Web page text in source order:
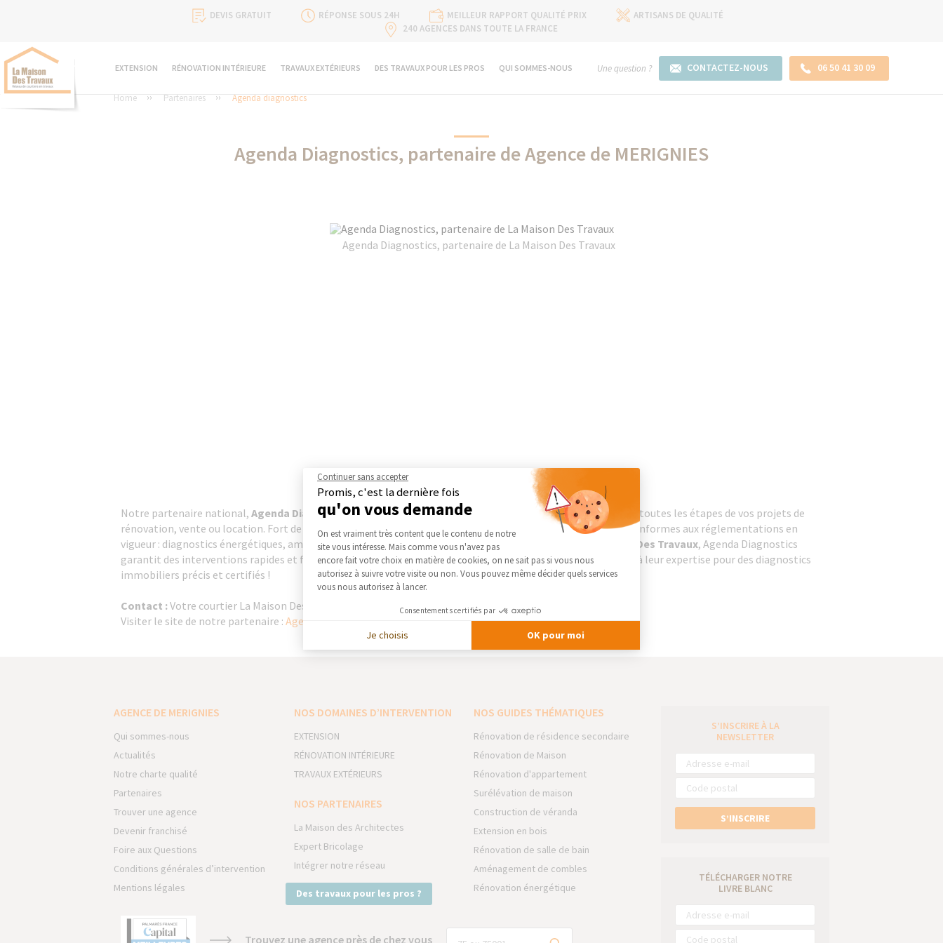
DEVIS GRATUIT RÉPONSE SOUS 24H MEILLEUR RAPPORT QUALITÉ PRIX
ARTISANS DE QUALITÉ
240 AGENCES DANS TOUTE LA FRANCE
EXTENSION RÉNOVATION INTÉRIEURE TRAVAUX EXTÉRIEURS DES TRAVAUX POUR LES PROS QUI SOMMES-NOUS Une question ? CONTACTEZ-NOUS 06 50 41 30 09
Home Partenaires Agenda diagnostics
Agenda Diagnostics, partenaire de Agence de MERIGNIES
Agenda Diagnostics, partenaire de La Maison Des Travaux
Notre partenaire national, Agenda Diagnostics, expert en diagnostics immobiliers, vous accompagne dans toutes les étapes de vos projets de
rénovation, vente ou location. Fort de son réseau national, Agenda Diagnostics réalise de complets bilans conformes aux réglementations en
vigueur : diagnostics énergétiques, amiante, plomb, termites et plus encore. En partenariat avec
La Maison Des Travaux, Agenda Diagnostics
garantit des interventions rapides et fiables pour sécuriser vos transactions et vos travaux. Faites confiance à leur expertise pour des diagnostics
immobiliers précis et certifiés !
Contact :Votre courtier La Maison Des Travaux
Visiter le site de notre partenaire : Agenda Diagnostics —
AGENCE DE MERIGNIES
Qui sommes-nous
Actualités
Notre charte qualité
Partenaires
Trouver une agence
Devenir franchisé
Foire aux Questions
Conditions générales d’intervention
Mentions légales
NOS DOMAINES D’INTERVENTION
EXTENSION
RÉNOVATION INTÉRIEURE
TRAVAUX EXTÉRIEURS
NOS PARTENAIRES
La Maison des Architectes
Expert Bricolage
Intégrer notre réseau
Des travaux pour les pros ?
NOS GUIDES THÉMATIQUES
Rénovation de résidence secondaire
Rénovation de Maison
Rénovation d'appartement
Surélévation de maison
Construction de véranda
Extension en bois
Rénovation de salle de bain
Aménagement de combles
Rénovation énergétique
Trouvez une agence près de chez vous
S’INSCRIRE À LA
NEWSLETTER
S’INSCRIRE
TÉLÉCHARGER NOTRE
LIVRE BLANC
Continuer sans accepter
Promis, c'est la dernière fois
qu'on vous demande
Plateforme de Gestion du Consentement : Personnalisez vos Options
On est vraiment très content que le contenu de notre
site vous intéresse. Mais comme vous n'avez pas
encore fait votre choix en matière de cookies, on ne sait pas si vous nous
autorisez à suivre votre visite ou non. Vous pouvez même décider quels services
vous nous autorisez à lancer.
Consentements certifiés par
Je choisis OK pour moi
Axeptio consent